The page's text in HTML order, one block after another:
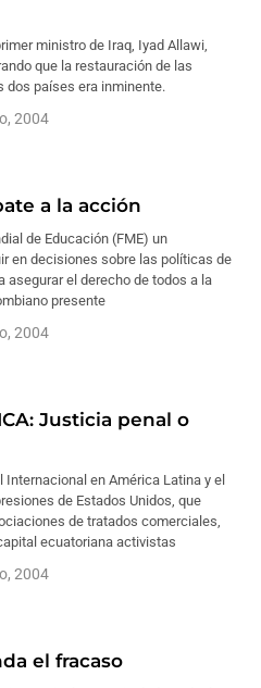
ministro de Iraq, Iyad Allawi,
que la restauración de las
dos países era inminente.
2004
a la acción
de Educación (FME) un
en decisiones sobre las políticas de
asegurar el derecho de todos a la
presente
2004
Justicia penal o
Internacional en América Latina y el
de Estados Unidos, que
de tratados comerciales,
ecuatoriana activistas
2004
el fracaso